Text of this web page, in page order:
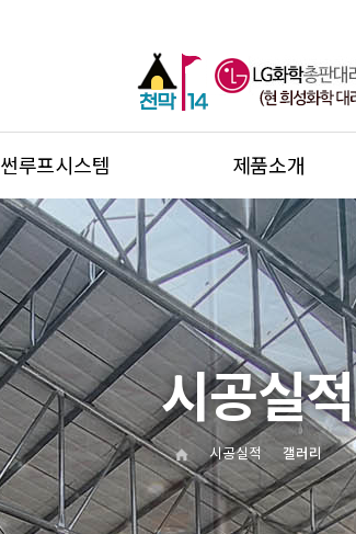
썬루프시스템 제품소개
시공실적 갤러리
시공실적